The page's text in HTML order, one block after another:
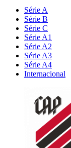
Série A
Série B
Série C
Série A1
Série A2
Série A3
Série A4
Internacional